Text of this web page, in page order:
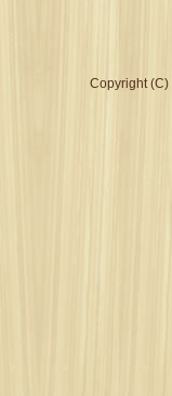
Copyright (C)